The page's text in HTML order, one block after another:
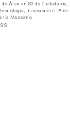
Área en SG de Ciudadanía,
Innovación e IA de
Manzano,